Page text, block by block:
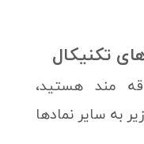
تکنیکال
مند هستید،
به سایر نمادها